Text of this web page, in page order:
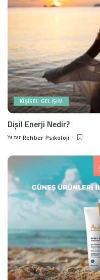
KIŞISEL GELIŞIM
Dişil Enerji Nedir?
Posted
Yazar Rehber Psikoloji